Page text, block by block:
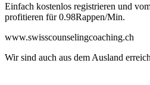
Einfach kostenlos registrieren und
profitieren für 0.98Rappen/Min.
www.swisscounselingcoaching.ch
Wir sind auch aus dem Ausland